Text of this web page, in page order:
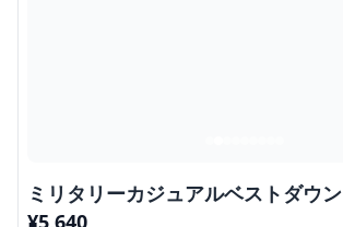
ミリタリーカジュアルベストダウン
¥5,640